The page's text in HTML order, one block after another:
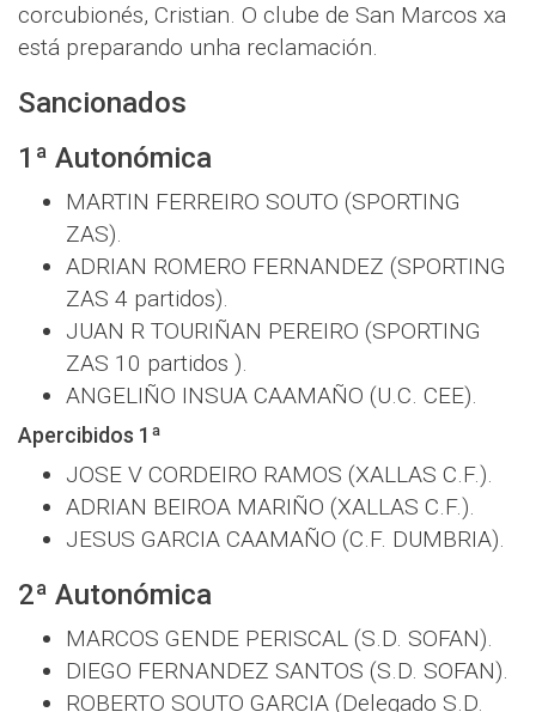
corcubionés, Cristian. O clube de San Marcos xa
está preparando unha reclamación.
Sancionados
1ª Autonómica
MARTIN FERREIRO SOUTO (SPORTING
ZAS).
ADRIAN ROMERO FERNANDEZ (SPORTING
ZAS 4 partidos).
JUAN R TOURIÑAN PEREIRO (SPORTING
ZAS 10 partidos ).
ANGELIÑO INSUA CAAMAÑO (U.C. CEE).
Apercibidos 1ª
JOSE V CORDEIRO RAMOS (XALLAS C.F.).
ADRIAN BEIROA MARIÑO (XALLAS C.F.).
JESUS GARCIA CAAMAÑO (C.F. DUMBRIA).
2ª Autonómica
MARCOS GENDE PERISCAL (S.D. SOFAN).
DIEGO FERNANDEZ SANTOS (S.D. SOFAN).
ROBERTO SOUTO GARCIA (Delegado S.D.